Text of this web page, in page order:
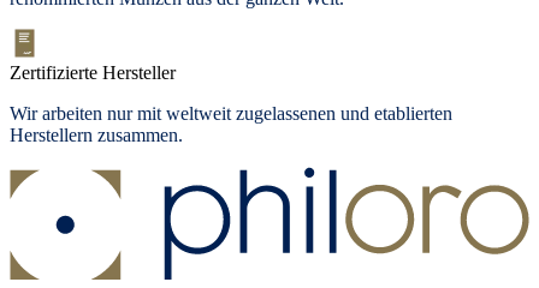
Zertifizierte Hersteller
Wir arbeiten nur mit weltweit zugelassenen und etablierten
Herstellern zusammen.